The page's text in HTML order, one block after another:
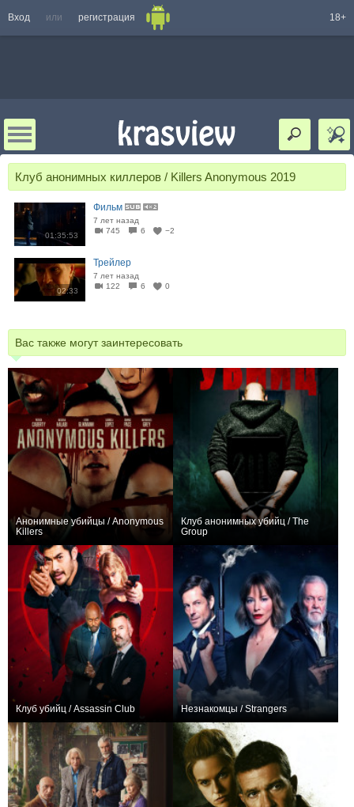
Вход или регистрация 18+
Клуб анонимных киллеров / Killers Anonymous 2019
01:35:53
Фильм
7 лет назад
745
6 −2
02:33
Трейлер
7 лет назад
122
6 0
Вас также могут заинтересовать
Анонимные убийцы / Anonymous
Killers
Клуб анонимных убийц / The
Group
Клуб убийц / Assassin Club Незнакомцы / Strangers